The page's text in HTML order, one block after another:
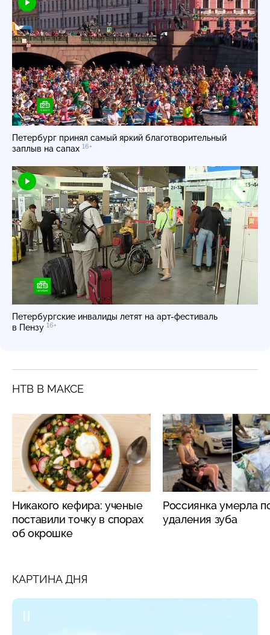
Петербург принял самый яркий благотворительный
заплыв на сапах 16+
Петербургские инвалиды летят на арт-фестиваль
в Пензу 16+
НТВ В МАКСЕ
Никакого кефира: ученые
поставили точку в спорах
об окрошке
Россиянка умерла
удаления зуба
КАРТИНА ДНЯ